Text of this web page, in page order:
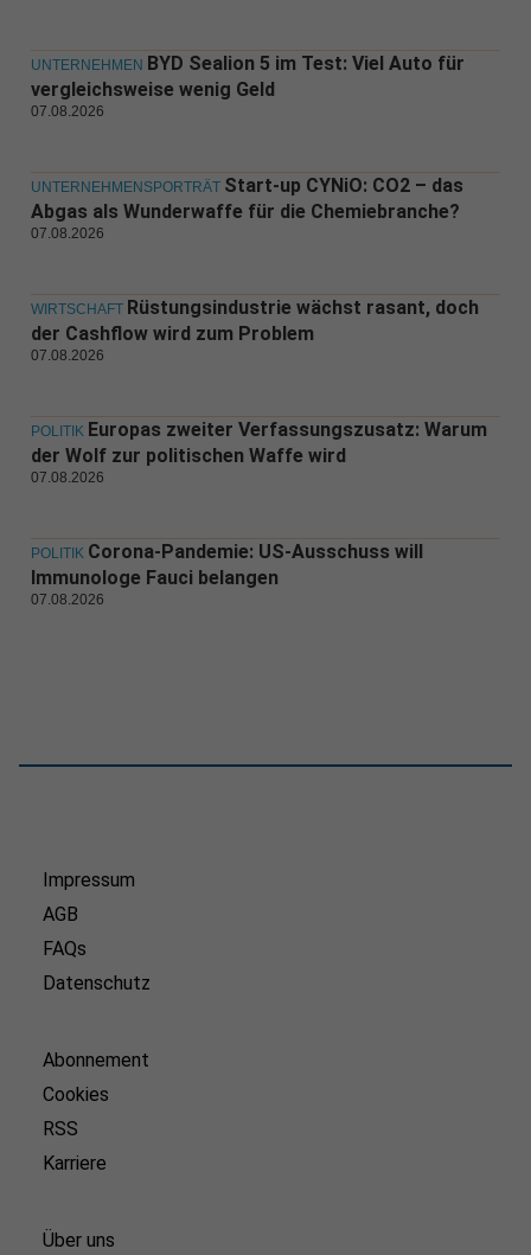
UNTERNEHMEN BYD Sealion 5 im Test: Viel Auto für
vergleichsweise wenig Geld
07.08.2026
UNTERNEHMENSPORTRÄT Start-up CYNiO: CO2 – das
Abgas als Wunderwaffe für die Chemiebranche?
07.08.2026
WIRTSCHAFT Rüstungsindustrie wächst rasant, doch
der Cashflow wird zum Problem
07.08.2026
POLITIK Europas zweiter Verfassungszusatz: Warum
der Wolf zur politischen Waffe wird
07.08.2026
POLITIK Corona-Pandemie: US-Ausschuss will
Immunologe Fauci belangen
07.08.2026
Impressum
AGB
FAQs
Datenschutz
Abonnement
Cookies
RSS
Karriere
Über uns